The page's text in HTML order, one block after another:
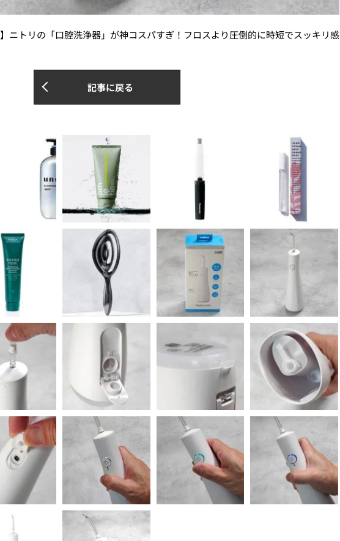
トリの「口腔洗浄器」が神コスパすぎ！フロスより圧倒的に時短でスッキリ感
記事に戻る